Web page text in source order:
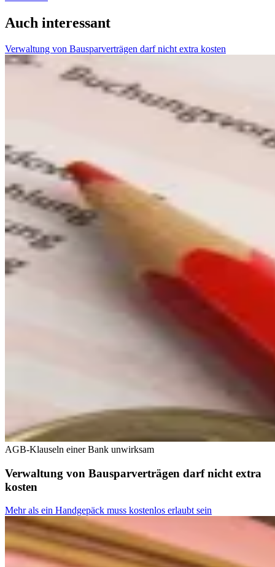
Auch interessant
Verwaltung von Bausparverträgen darf nicht extra kosten
AGB-Klauseln einer Bank unwirksam
Verwaltung von Bausparverträgen darf nicht extra
kosten
Mehr als ein Handgepäck muss kostenlos erlaubt sein